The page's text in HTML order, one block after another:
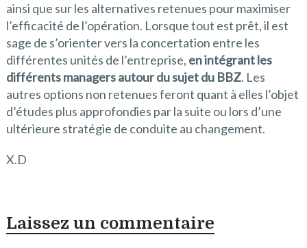
ainsi que sur les alternatives retenues pour maximiser
l’efficacité de l’opération. Lorsque tout est prêt, il est
sage de s’orienter vers la concertation entre les
différentes unités de l’entreprise, en intégrant les
différents managers autour du sujet du BBZ. Les
autres options non retenues feront quant à elles l’objet
d’études plus approfondies par la suite ou lors d’une
ultérieure stratégie de conduite au changement.
X.D
Laissez un commentaire